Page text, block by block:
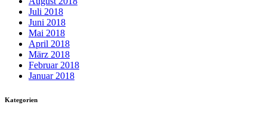
Juli 2018
Juni 2018
Mai 2018
April 2018
März 2018
Februar 2018
Januar 2018
Kategorien